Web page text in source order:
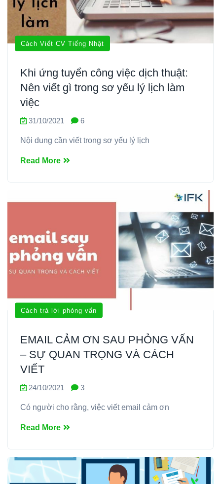
Cách Viết CV Tiếng Nhật
Khi ứng tuyển công việc dịch thuật:
Nên viết gì trong sơ yếu lý lịch làm
việc
31/10/2021 6
Nội dung cần viết trong sơ yếu lý lịch
Read More
Cách trả lời phỏng vấn
EMAIL CẢM ƠN SAU PHỎNG VẤN
– SỰ QUAN TRỌNG VÀ CÁCH
VIẾT
24/10/2021 3
Có người cho rằng, việc viết email cảm ơn
Read More